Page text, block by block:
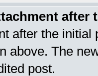
after
after the
above. The
post.